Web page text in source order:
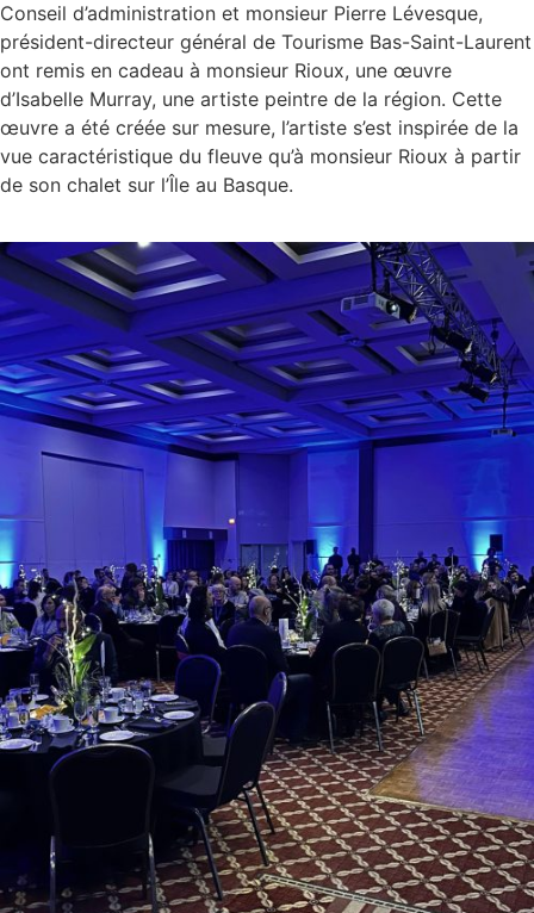
Conseil d’administration et monsieur Pierre Lévesque,
président-directeur général de Tourisme Bas-Saint-Laurent
ont remis en cadeau à monsieur Rioux, une œuvre
d’Isabelle Murray, une artiste peintre de la région. Cette
œuvre a été créée sur mesure, l’artiste s’est inspirée de la
vue caractéristique du fleuve qu’à monsieur Rioux à partir
de son chalet sur l’Île au Basque.